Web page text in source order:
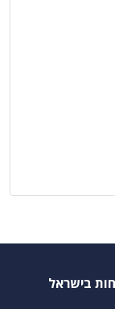
בישראל